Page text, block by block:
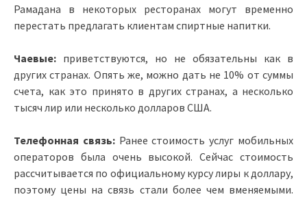
Рамадана в некоторых ресторанах могут временно
перестать предлагать клиентам спиртные напитки.
Чаевые: приветствуются, но не обязательны как в
других странах. Опять же, можно дать не 10% от суммы
счета, как это принято в других странах, а несколько
тысяч лир или несколько долларов США.
Телефонная связь:Ранее стоимость услуг мобильных
операторов была очень высокой. Сейчас стоимость
рассчитывается по официальному курсу лиры к доллару,
поэтому цены на связь стали более чем вменяемыми.